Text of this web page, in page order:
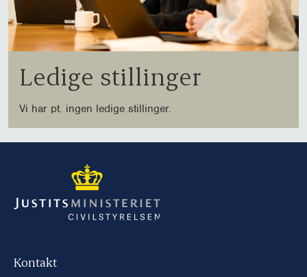
Ledige stillinger
Vi har pt. ingen ledige stillinger.
Kontakt